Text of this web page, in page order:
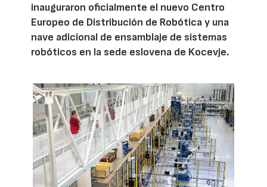
inauguraron oficialmente el nuevo Centro
Europeo de Distribución de Robótica y una
nave adicional de ensamblaje de sistemas
robóticos en la sede eslovena de Kocevje.